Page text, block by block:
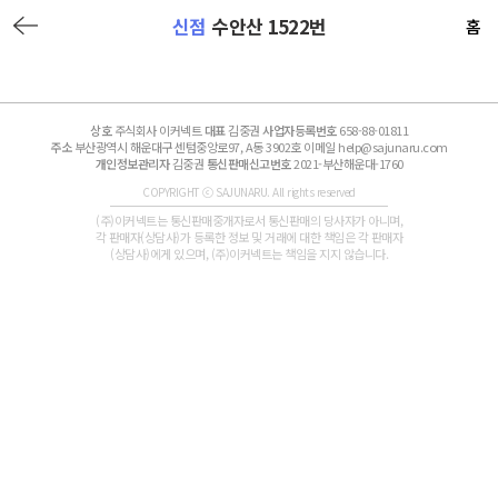
신점 수안산 1522번 홈
상호주식회사 이커넥트대표김중권사업자등록번호658-88-01811
주소부산광역시 해운대구 센텀중앙로97, A동 3902호 이메일 help@sajunaru.com
개인정보관리자김중권 통신판매신고번호2021-부산해운대-1760
COPYRIGHT ⓒ SAJUNARU. All rights reserved
(주)이커넥트는 통신판매중개자로서 통신판매의 당사자가 아니며,
각 판매자(상담사)가 등록한 정보 및 거래에 대한 책임은 각 판매자
(상담사)에게 있으며, (주)이커넥트는 책임을 지지 않습니다.